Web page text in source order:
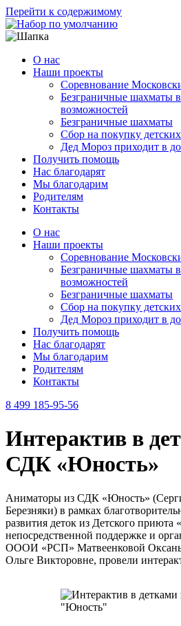
Перейти к содержимому
О нас
Наши проекты
Соревнование
Безграничные шахматы
возможностей
Безграничные шахматы
Сбор на покупку
Дед Мороз приходит в
Получить помощь
Нас благодарят
Мы благодарим
Родителям
Контакты
О нас
Наши проекты
Соревнование
Безграничные шахматы
возможностей
Безграничные шахматы
Сбор на покупку
Дед Мороз приходит в
Получить помощь
Нас благодарят
Мы благодарим
Родителям
Контакты
8 499 185-95-56
Интерактив в
СДК «Юность»
Аниматоры из СДК «Юность»
Березняки) в рамках
развития деток из Детского приюта
непосредственной поддержке и
ОООИ «РСП» Матвеенковой
Ольге Викторовне, провели